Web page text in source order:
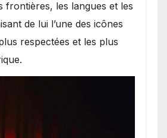
frontières, les langues et les
de lui l’une des icônes
respectées et les plus